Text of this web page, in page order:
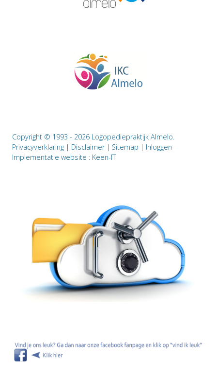
Copyright © 1993 - 2026 Logopediepraktijk Almelo.
Privacyverklaring | Disclaimer| Sitemap | Inloggen
Implementatie website : Keen-IT